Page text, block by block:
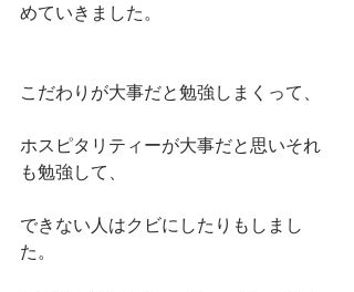
めていきました。
こだわりが大事だと勉強しまくって、
ホスピタリティーが大事だと思いそれ
も勉強して、
できない人はクビにしたりもしまし
た。